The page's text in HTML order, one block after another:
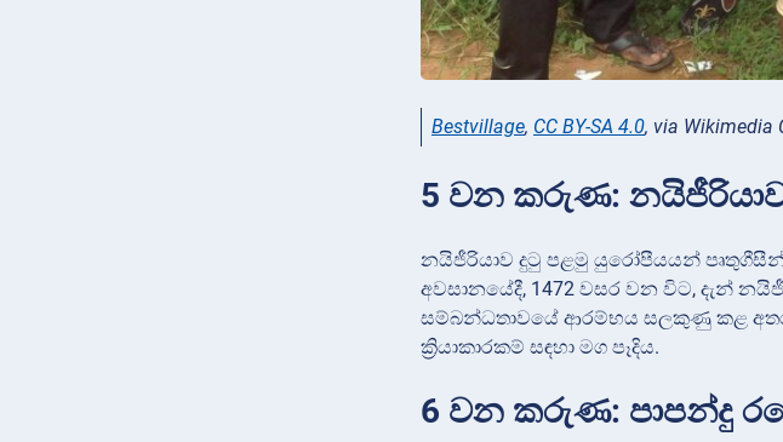
Bestvillage, CC BY-SA 4.0, via Wikimedia
5 වන කරුණ:
නයිජීරියාව දුටු පළමු යුරෝපීයයන්
අවසානයේදී, 1472 වසර වන විට, දැන්
සම්බන්ධතාවයේ ආරම්භය සලකුණු කළ
ක්‍රියාකාරකම් සඳහා මග පෑදිය.
6 වන කරුණ: පාපන්දු